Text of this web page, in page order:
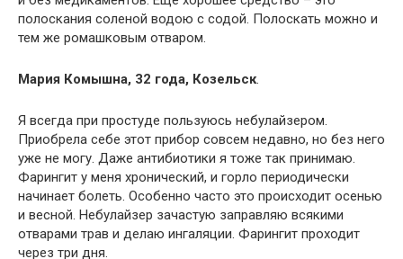
полоскания соленой водою с содой. Полоскать можно и
тем же ромашковым отваром.
Мария Комышна, 32 года, Козельск.
Я всегда при простуде пользуюсь небулайзером.
Приобрела себе этот прибор совсем недавно, но без него
уже не могу. Даже антибиотики я тоже так принимаю.
Фарингит у меня хронический, и горло периодически
начинает болеть. Особенно часто это происходит осенью
и весной. Небулайзер зачастую заправляю всякими
отварами трав и делаю ингаляции. Фарингит проходит
через три дня.